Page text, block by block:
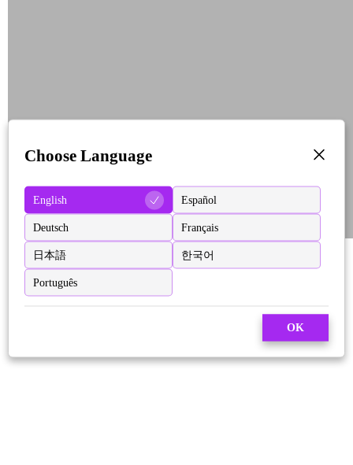
Choose Language
English Español
Deutsch Français
日本語 한국어
Português
OK